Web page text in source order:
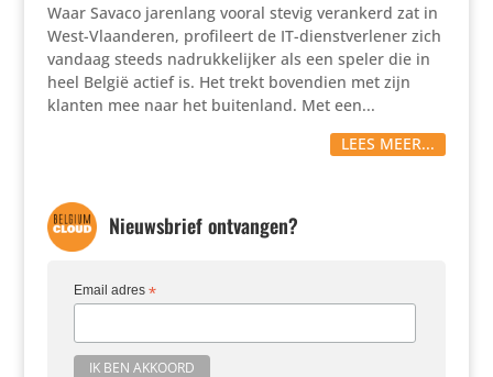
Waar Savaco jarenlang vooral stevig verankerd zat in
West-Vlaan­deren, profi­leert de IT-dienst­ver­lener zich
vandaag steeds nadruk­ke­lijker als een speler die in
heel België actief is. Het trekt bovendien met zijn
klanten mee naar het buiten­land. Met een...
LEES MEER...
Nieuwsbrief ontvangen?
Email adres *